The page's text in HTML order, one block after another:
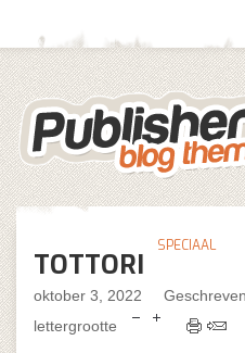
TOTTORI
SPECIAAL
oktober 3, 2022
lettergrootte
Gebruikersnaam
Wachtwoord